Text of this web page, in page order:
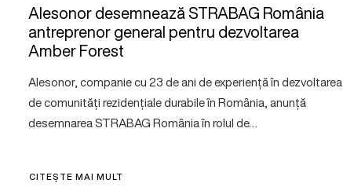
Alesonor desemnează STRABAG România
antreprenor general pentru dezvoltarea
Amber Forest
Alesonor, companie cu 23 de ani de experiență în dezvoltarea
de comunități rezidențiale durabile în România, anunță
desemnarea STRABAG România în rolul de…
CITEȘTE MAI MULT